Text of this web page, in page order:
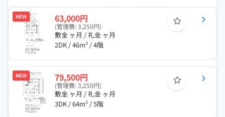
NEW 63,000円
(管理費: 3,250円)
敷金 ヶ月 / 礼金 ヶ月
2DK / 46m² / 4階
NEW 79,500円
(管理費: 3,250円)
敷金 ヶ月 / 礼金 ヶ月
3DK / 64m² / 5階